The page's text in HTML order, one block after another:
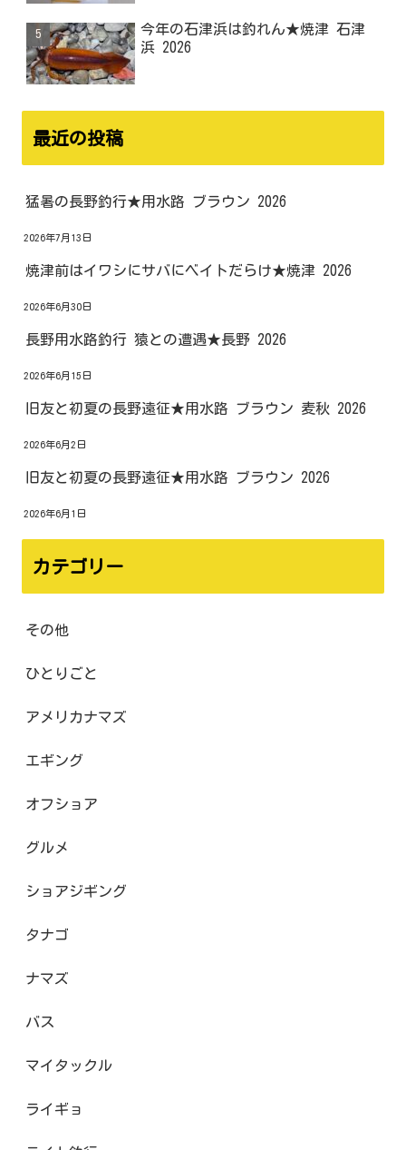
今年の石津浜は釣れん★焼津 石津
浜 2026
最近の投稿
猛暑の長野釣行★用水路 ブラウン 2026
2026年7月13日
焼津前はイワシにサバにベイトだらけ★焼津 2026
2026年6月30日
長野用水路釣行 猿との遭遇★長野 2026
2026年6月15日
旧友と初夏の長野遠征★用水路 ブラウン 麦秋 2026
2026年6月2日
旧友と初夏の長野遠征★用水路 ブラウン 2026
2026年6月1日
カテゴリー
その他
ひとりごと
アメリカナマズ
エギング
オフショア
グルメ
ショアジギング
タナゴ
ナマズ
バス
マイタックル
ライギョ